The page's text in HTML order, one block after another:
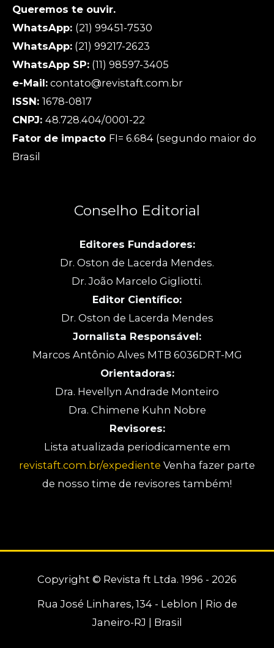
Queremos te ouvir.
WhatsApp: (21) 99451-7530
WhatsApp: (21) 99217-2623
WhatsApp SP: (11) 98597-3405
e-Mail: contato@revistaft.com.br
ISSN: 1678-0817
CNPJ: 48.728.404/0001-22
Fator de impacto FI= 6.684 (segundo maior do
Brasil
Conselho Editorial
Editores Fundadores:
Dr. Oston de Lacerda Mendes.
Dr. João Marcelo Gigliotti.
Editor Científico:
Dr. Oston de Lacerda Mendes
Jornalista Responsável:
Marcos Antônio Alves MTB 6036DRT-MG
Orientadoras:
Dra. Hevellyn Andrade Monteiro
Dra. Chimene Kuhn Nobre
Revisores:
Lista atualizada periodicamente em
revistaft.com.br/expediente Venha fazer parte
de nosso time de revisores também!
Copyright © Revista ft Ltda. 1996 - 2026
Rua José Linhares, 134 - Leblon | Rio de
Janeiro-RJ | Brasil